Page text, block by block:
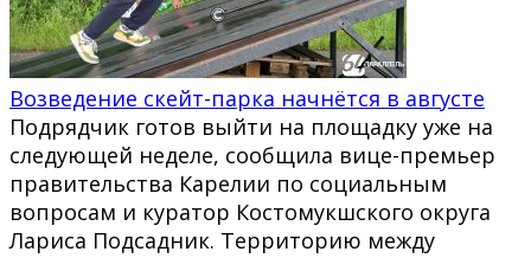
Возведение скейт-парка начнётся в августе
Подрядчик готов выйти на площадку уже на
следующей неделе, сообщила вице-премьер
правительства Карелии по социальным
вопросам и куратор Костомукшского округа
Лариса Подсадник. Территорию между